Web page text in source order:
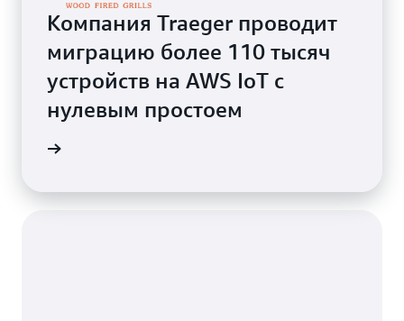
Компания Traeger проводит
миграцию более 110 тысяч
устройств на AWS IoT с
нулевым простоем